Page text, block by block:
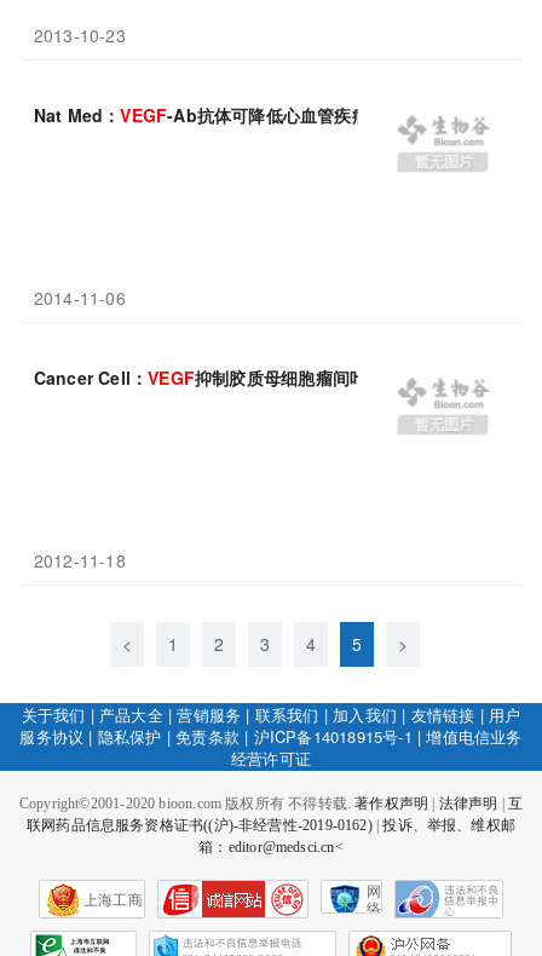
2013-10-23
Nat Med：VEGF-Ab抗体可降低心血管疾病患者截肢风险
2014-11-06
Cancer Cell：VEGF抑制胶质母细胞瘤间叶组织转变和侵袭性
2012-11-18
< 1 2 3 4 5 >
关于我们 | 产品大全|营销服务 | 联系我们 | 加入我们 | 友情链接 | 用户
服务协议 | 隐私保护 |免责条款 | 沪ICP备14018915号-1 |增值电信业务
经营许可证
Copyright©2001-2020 bioon.com 版权所有 不得转载.著作权声明 法律声明
互
联网药品信息服务资格证书((沪)-非经营性-2019-0162)|投诉、举报、维权邮
箱：editor@medsci.cn<
上海工商
网
络
会